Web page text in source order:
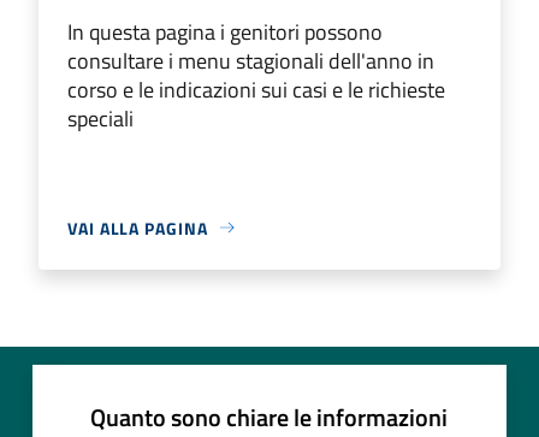
In questa pagina i genitori possono
consultare i menu stagionali dell'anno in
corso e le indicazioni sui casi e le richieste
speciali
VAI ALLA PAGINA
Quanto sono chiare le informazioni